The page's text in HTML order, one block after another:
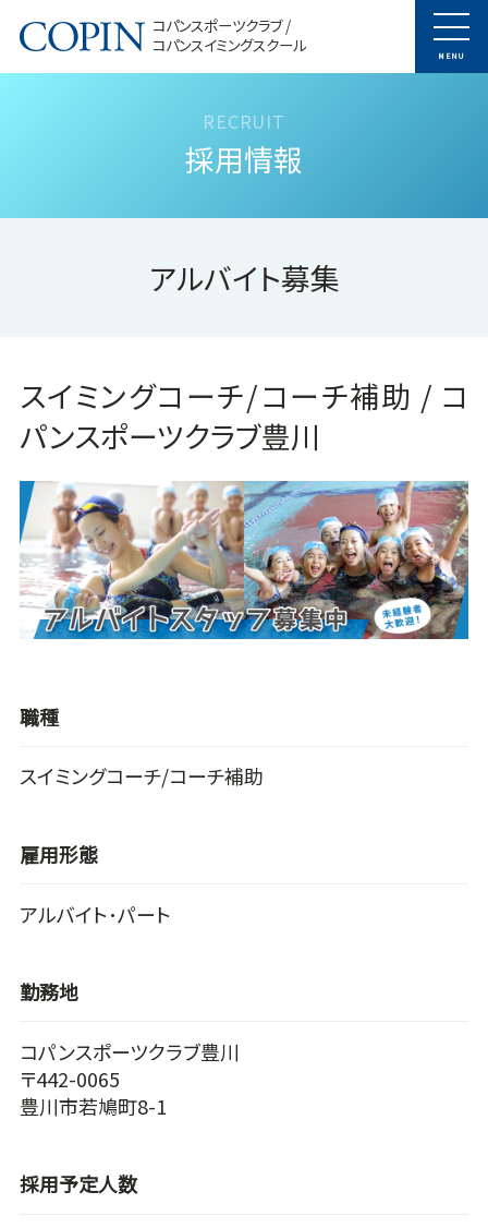
コパンスポーツクラブ /
コパンスイミングスクール
MENU
採用情報
アルバイト募集
スイミングコーチ/コーチ補助 / コ
パンスポーツクラブ豊川
職種
スイミングコーチ/コーチ補助
雇用形態
アルバイト･パート
勤務地
コパンスポーツクラブ豊川
〒442-0065
豊川市若鳩町8-1
採用予定人数